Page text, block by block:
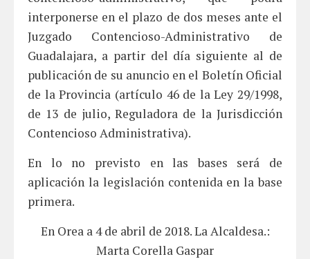
interponerse en el plazo de dos meses ante el
Juzgado Contencioso-Administrativo de
Guadalajara, a partir del día siguiente al de
publicación de su anuncio en el Boletín Oficial
de la Provincia (artículo 46 de la Ley 29/1998,
de 13 de julio, Reguladora de la Jurisdicción
Contencioso Administrativa).
En lo no previsto en las bases será de
aplicación la legislación contenida en la base
primera.
En Orea a 4 de abril de 2018. La Alcaldesa.:
Marta Corella Gaspar